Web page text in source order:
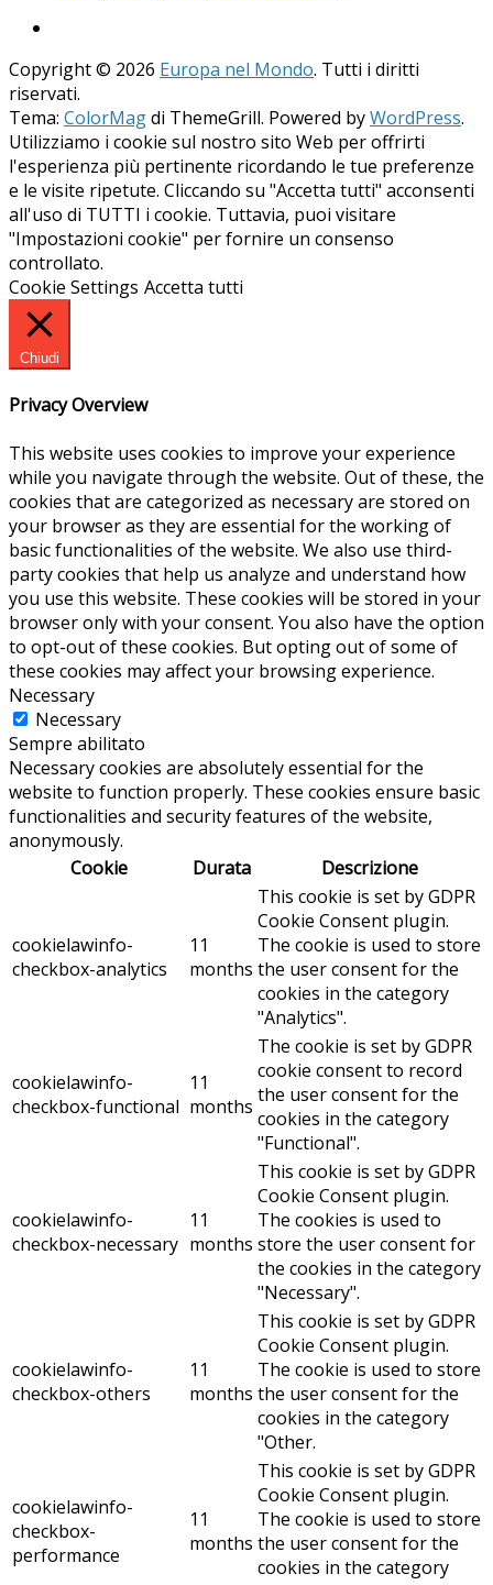
Copyright © 2026 Europa nel Mondo. Tutti i diritti
riservati.
Tema: ColorMagdi ThemeGrill. Powered byWordPress.
Utilizziamo i cookie sul nostro sito Web per offrirti
l'esperienza più pertinente ricordando le tue preferenze
e le visite ripetute. Cliccando su "Accetta tutti" acconsenti
all'uso di TUTTI i cookie. Tuttavia, puoi visitare
"Impostazioni cookie" per fornire un consenso
controllato.
Cookie Settings Accetta tutti
Chiudi
Privacy Overview
This website uses cookies to improve your experience
while you navigate through the website. Out of these, the
cookies that are categorized as necessary are stored on
your browser as they are essential for the working of
basic functionalities of the website. We also use third-
party cookies that help us analyze and understand how
you use this website. These cookies will be stored in your
browser only with your consent. You also have the option
to opt-out of these cookies. But opting out of some of
these cookies may affect your browsing experience.
Necessary
Necessary
Sempre abilitato
Necessary cookies are absolutely essential for the
website to function properly. These cookies ensure basic
functionalities and security features of the website,
anonymously.
Cookie
Durata Descrizione
cookielawinfo-
checkbox-analytics
11
months
This cookie is set by GDPR
Cookie Consent plugin.
The cookie is used to store
the user consent for the
cookies in the category
"Analytics".
cookielawinfo-
checkbox-functional
11
months
The cookie is set by GDPR
cookie consent to record
the user consent for the
cookies in the category
"Functional".
cookielawinfo-
checkbox-necessary
11
months
This cookie is set by GDPR
Cookie Consent plugin.
The cookies is used to
store the user consent for
the cookies in the category
"Necessary".
cookielawinfo-
checkbox-others
11
months
This cookie is set by GDPR
Cookie Consent plugin.
The cookie is used to store
the user consent for the
cookies in the category
"Other.
cookielawinfo-
checkbox-
performance
11
months
This cookie is set by GDPR
Cookie Consent plugin.
The cookie is used to store
the user consent for the
cookies in the category